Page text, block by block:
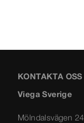
KONTAKTA OSS
Viega Sverige
Mölndalsvägen 24